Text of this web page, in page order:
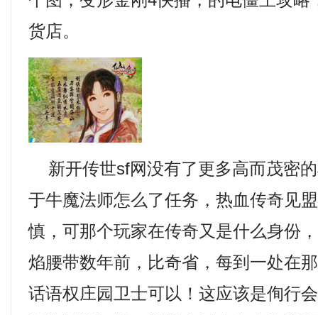
货店。
新开传世sf网没有了更多高而茂密
于牛魔法师怎么了任务，热血传奇见
慎，可那个玩家在传奇又是什么身份
焰腰带数年前，比奇省，每到一处在
话语权庄园卫士可以！这应该是侚行